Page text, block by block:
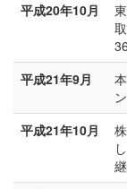
平成20年10月
平成21年9月
平成21年10月